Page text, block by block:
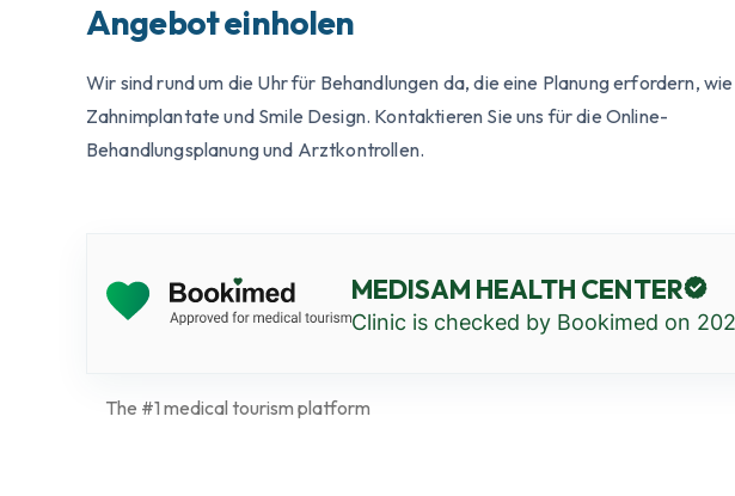
Angebot einholen
Wir sind rund um die Uhr für Behandlungen da, die eine Planung erfordern, wie
Zahnimplantate und Smile Design. Kontaktieren Sie uns für die Online-
Behandlungsplanung und Arztkontrollen.
MEDISAM HEALTH CENTER
Clinic is checked by Bookimed on
The #1 medical tourism platform